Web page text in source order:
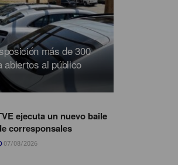
más de 300
abiertos al público
ejecuta un nuevo baile
corresponsales
07/08/2026